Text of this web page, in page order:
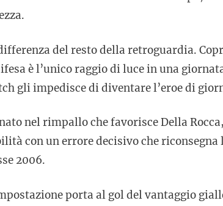
del resto della retroguardia.
è l’unico raggio di luce in una
gli impedisce di diventare l’eroe di
nel rimpallo che favorisce Della
con un errore decisivo che riconsegna
2006.
porta al gol del vantaggio